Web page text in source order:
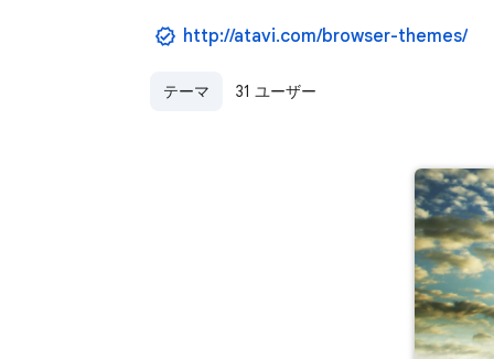
http://atavi.com/browser-themes/
テーマ 31 ユーザー